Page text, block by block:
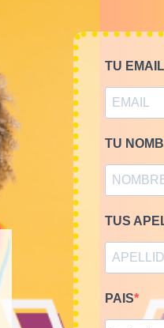
PRODUCTSTU EMAIL
TU
TUS
PAIS